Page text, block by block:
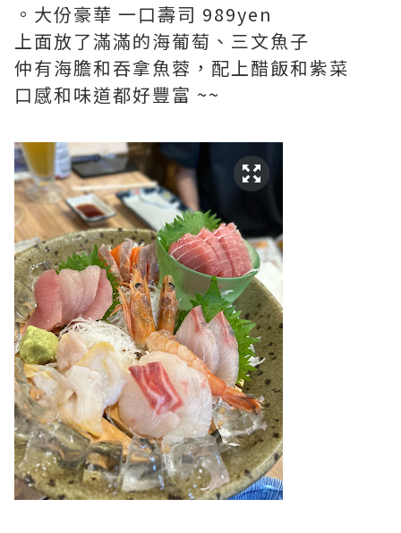
。大份豪華 一口壽司 989yen
上面放了滿滿的海葡萄、三文魚子
仲有海膽和吞拿魚蓉，配上醋飯和紫菜
口感和味道都好豐富 ~~